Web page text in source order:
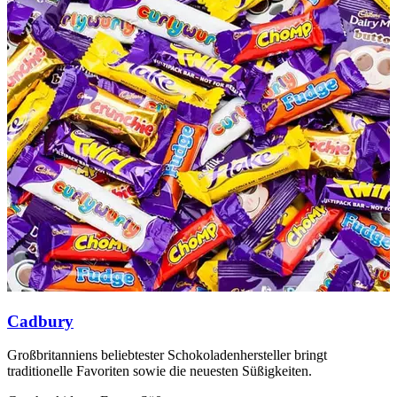
Cadbury
Großbritanniens beliebtester Schokoladenhersteller bringt
traditionelle Favoriten sowie die neuesten Süßigkeiten.